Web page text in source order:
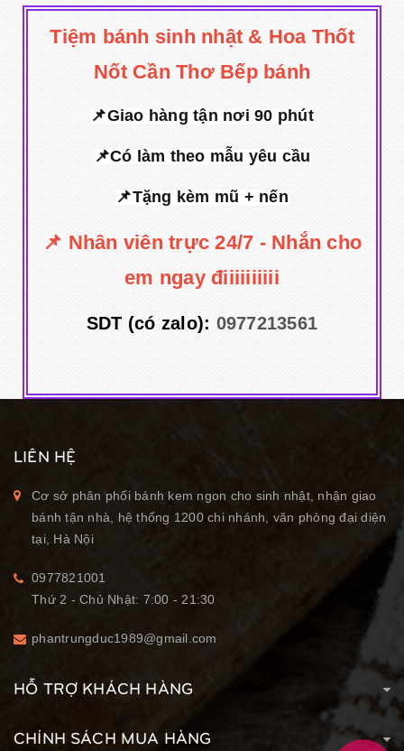
Tiệm bánh sinh nhật & Hoa Thốt
Nốt Cần Thơ Bếp bánh
📌Giao hàng tận nơi 90 phút
📌Có làm theo mẫu yêu cầu
📌Tặng kèm mũ + nến
📌 Nhân viên trực 24/7 - Nhắn cho
em ngay điiiiiiiiii
SDT (có zalo): 0977213561
LIÊN HỆ
Cơ sở phân phối bánh kem ngon cho sinh nhật, nhận giao
bánh tận nhà, hệ thống 1200 chi nhánh, văn phòng đại diện
tại, Hà Nội
0977821001
Thứ 2 - Chủ Nhật: 7:00 - 21:30
phantrungduc1989@gmail.com
HỖ TRỢ KHÁCH HÀNG
CHÍNH SÁCH MUA HÀNG